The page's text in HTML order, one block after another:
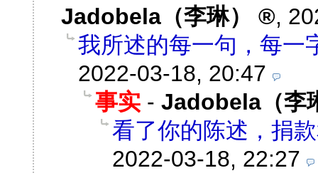
Jadobela（李琳）
,
我所述的每一句，每一
2022-03-18, 20:47
事实 - Jadobela（李
看了你的陈述，捐
2022-03-18, 22:27